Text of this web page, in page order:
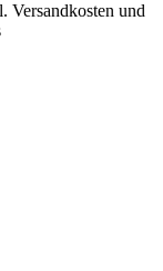
Versandkosten und